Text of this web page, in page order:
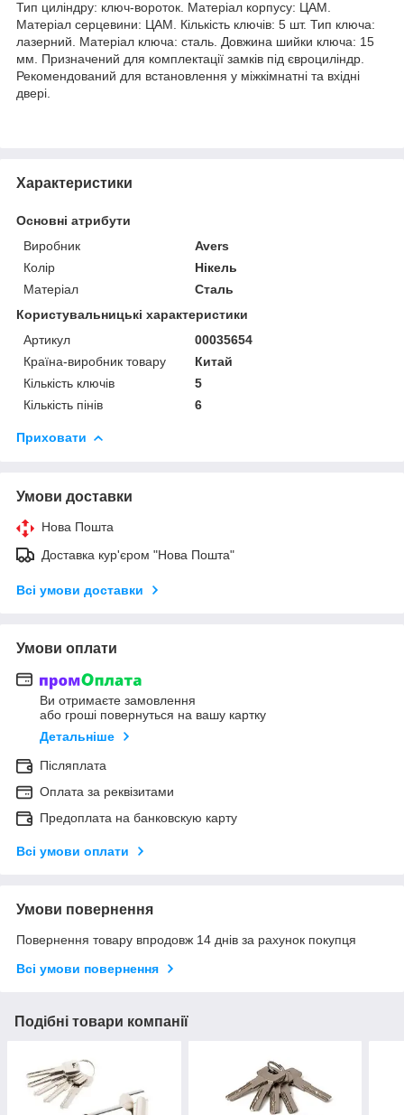
Тип циліндру: ключ-вороток. Матеріал корпусу: ЦАМ.
Матеріал серцевини: ЦАМ. Кількість ключів: 5 шт. Тип ключа:
лазерний. Матеріал ключа: сталь. Довжина шийки ключа: 15
мм. Призначений для комплектації замків під євроциліндр.
Рекомендований для встановлення у міжкімнатні та вхідні
двері.
Характеристики
Основні атрибути
Виробник
Avers
Колір
Нікель
Матеріал
Сталь
Користувальницькі характеристики
Артикул
00035654
Країна-виробник товару
Китай
Кількість ключів
5
Кількість пінів
6
Приховати
Умови доставки
Нова Пошта
Доставка кур'єром "Нова Пошта"
Всі умови доставки
Умови оплати
Ви отримаєте замовлення
або гроші повернуться на вашу картку
Детальніше
Післяплата
Оплата за реквізитами
Предоплата на банковскую карту
Всі умови оплати
Умови повернення
Повернення товару впродовж 14 днів за рахунок покупця
Всі умови повернення
Подібні товари компанії